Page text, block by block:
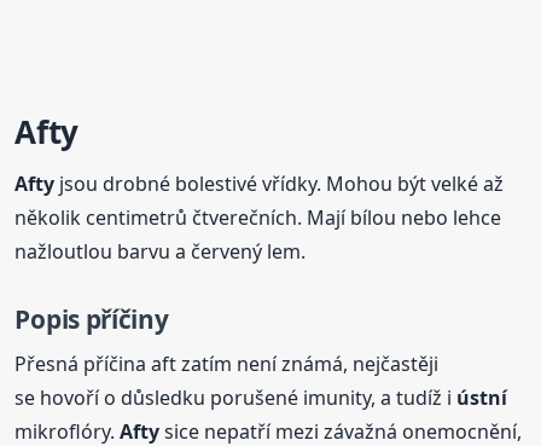
Afty
Afty jsou drobné bolestivé vřídky. Mohou být velké až
několik centimetrů čtverečních. Mají bílou nebo lehce
nažloutlou barvu a červený lem.
Popis příčiny
Přesná příčina aft zatím není známá, nejčastěji
se hovoří o důsledku porušené imunity, a tudíž i ústní
mikroflóry.Aftysice nepatří mezi závažná onemocnění,